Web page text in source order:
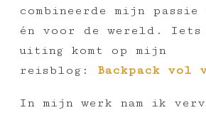
combineerde mijn
én voor de wereld.
uiting komt op mijn
reisblog: Backpack vol
In mijn werk nam ik